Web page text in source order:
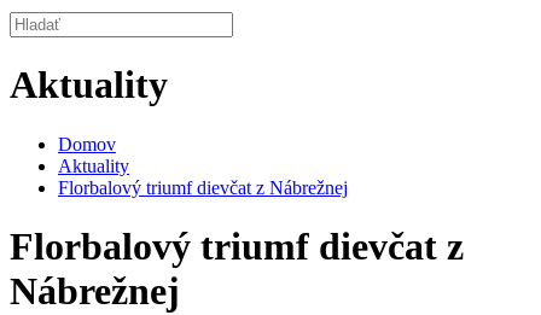
Aktuality
Domov
Aktuality
Florbalový triumf dievčat z Nábrežnej
Florbalový triumf dievčat z
Nábrežnej